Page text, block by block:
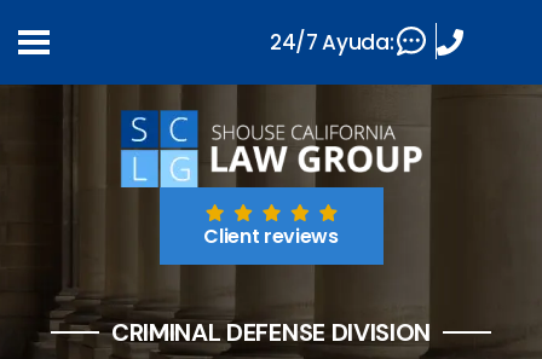
Client reviews
CRIMINAL DEFENSE DIVISION
24/7 Ayuda: